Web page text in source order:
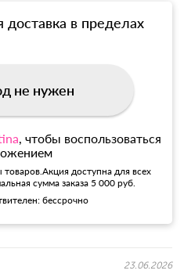
доставка в пределах
не нужен
, чтобы воспользоваться
доступна для всех
сумма заказа 5 000 руб.
бессрочно
23.06.2026